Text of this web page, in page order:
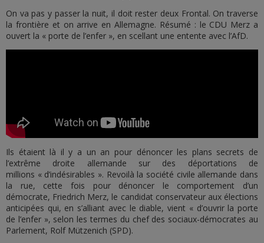
On va pas y passer la nuit, il doit rester deux Frontal. On traverse
la frontière et on arrive en Allemagne. Résumé : le CDU Merz a
ouvert la « porte de l’enfer », en scellant une entente avec l’AfD.
Ils étaient là il y a un an pour dénoncer les plans secrets de
l’extrême droite allemande sur des déportations de
millions « d’indésirables ». Revoilà la société civile allemande dans
la rue, cette fois pour dénoncer le comportement d’un
démocrate, Friedrich Merz, le candidat conservateur aux élections
anticipées qui, en s’alliant avec le diable, vient « d’ouvrir la porte
de l’enfer », selon les termes du chef des sociaux-démocrates au
Parlement, Rolf Mützenich (SPD).